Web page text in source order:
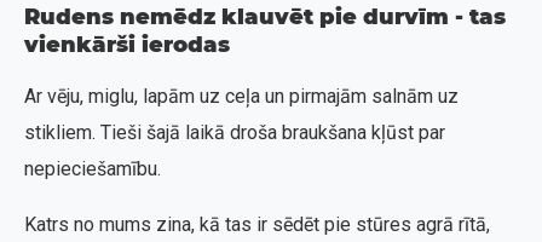
Rudens nemēdz klauvēt pie durvīm - tas
vienkārši ierodas
Ar vēju, miglu, lapām uz ceļa un pirmajām salnām uz
stikliem. Tieši šajā laikā droša braukšana kļūst par
nepieciešamību.
Katrs no mums zina, kā tas ir sēdēt pie stūres agrā rītā,